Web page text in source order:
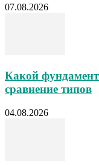
07.08.2026
Какой
сравнение типов
04.08.2026